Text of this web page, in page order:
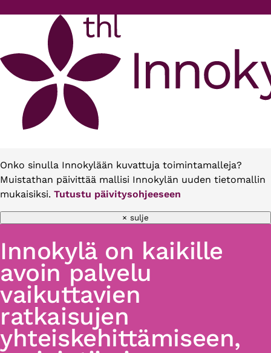
Onko sinulla Innokylään kuvattuja toimintamalleja?
Muistathan päivittää mallisi Innokylän uuden tietomallin
mukaisiksi. Tutustu päivitysohjeeseen
× sulje
Innokylä on kaikille
avoin palvelu
vaikuttavien
ratkaisujen
yhteiskehittämiseen,